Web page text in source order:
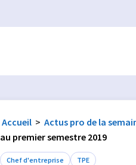
Accueil > Actus pro de la
au premier semestre 2019
Chef d'entreprise TPE